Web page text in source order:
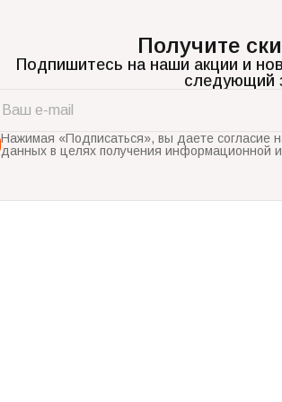
Получите
Подпишитесь на наши акции и
следующий
Нажимая «Подписаться», вы даете согласие
данных в целях получения информационной